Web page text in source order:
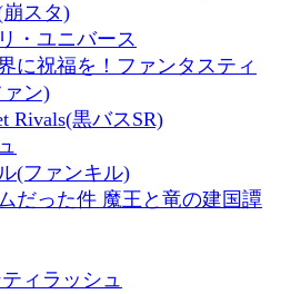
スタ)
・ユニバース
に祝福を！ファンタスティ
ン)
Rivals(黒バスSR)
(ファンキル)
だった件 魔王と竜の建国譚
ィラッシュ